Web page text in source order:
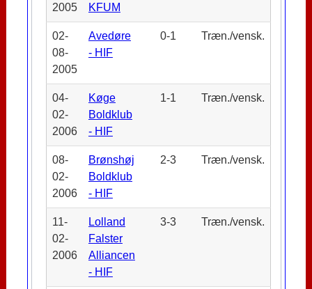
2005
KFUM
02-
08-
2005
Avedøre
- HIF
0-1 Træn./vensk.
04-
02-
2006
Køge
Boldklub
- HIF
1-1 Træn./vensk.
08-
02-
2006
Brønshøj
Boldklub
- HIF
2-3 Træn./vensk.
11-
02-
2006
Lolland
Falster
Alliancen
- HIF
3-3 Træn./vensk.